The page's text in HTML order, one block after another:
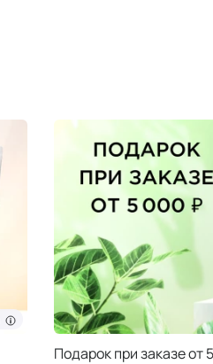
Подарок при заказе от